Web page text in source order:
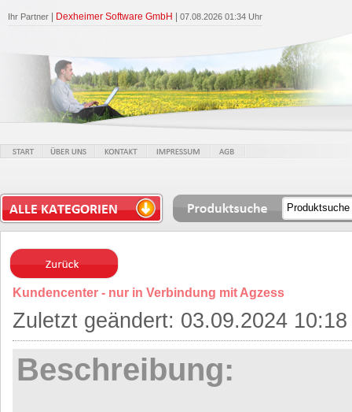
Ihr Partner Dexheimer Software GmbH 07.08.2026 01:34 Uhr
Kundencenter - nur in Verbindung mit Agzess
Zuletzt geändert: 03.09.2024
Beschreibung: